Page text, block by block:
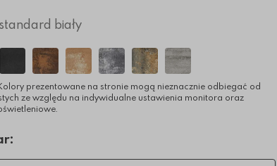
standard biały
prezentowane na stronie mogą nieznacznie odbiegać od
ze względu na indywidualne ustawienia monitora oraz